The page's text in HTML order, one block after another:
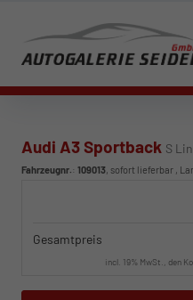
Audi A3 Sportback S
Fahrzeugnr.: 109013, sofort lieferbar ,
Gesamtpreis
incl. 19% MwSt., den